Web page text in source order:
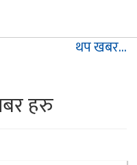
थप खबर...
हरु